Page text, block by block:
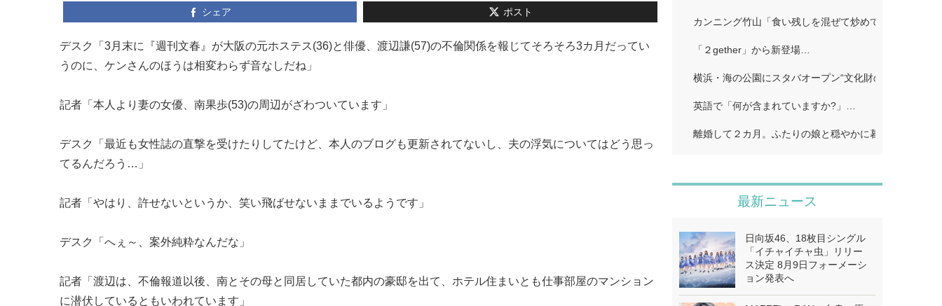
シェア ポスト
デスク「3月末に『週刊文春』が大阪の元ホステス(36)と俳優、渡辺謙(57)の不倫関係を報じてそろそろ3カ月だってい
うのに、ケンさんのほうは相変わらず音なしだね」
記者「本人より妻の女優、南果歩(53)の周辺がざわついています」
デスク「最近も女性誌の直撃を受けたりしてたけど、本人のブログも更新されてないし、夫の浮気についてはどう思っ
てるんだろう…」
記者「やはり、許せないというか、笑い飛ばせないままでいるようです」
デスク「へぇ～、案外純粋なんだな」
記者「渡辺は、不倫報道以後、南とその母と同居していた都内の豪邸を出て、ホテル住まいとも仕事部屋のマンション
に潜伏しているともいわれています」
カンニング竹山「食い残しを混ぜて炒めて味つけて」…
「２gether」から新登場…
横浜・海の公園にスタバオープン“文化財のレトロ洋館
英語で「何が含まれていますか?」…
離婚して２カ月。ふたりの娘と穏やかに暮らしている
最新ニュース
日向坂46、18枚目シングル
「イチャイチャ虫」リリー
ス決定 8月9日フォーメーシ
ョン発表へ